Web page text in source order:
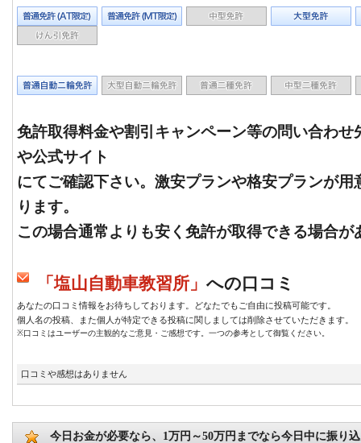
免許取得料金や割引キャンペーン等の問い合わせ
や公式サイト
にてご確認下さい。激安プランや格安プランが用
ります。
この場合通常よりも安く免許が取得できる場合が
「塩山自動車教習所」 への口コミ
あなたの口コミ情報をお待ちしております。どなたでもご自由に投稿可能です。
個人名の投稿、また個人が特定できる投稿に関しましては削除させていただきます。
※口コミはユーザーの主観的なご意見・ご感想です。一つの参考として御覧ください。
口コミや感想はありません
今日お金が必要なら、1万円～50万円までなら今日中に振り